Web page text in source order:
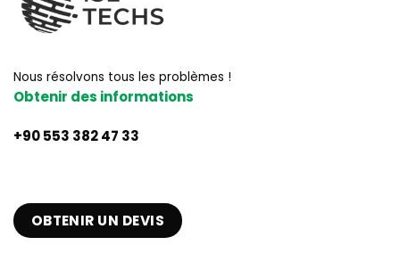
Nous résolvons tous les problèmes !
Obtenir des informations
+90 553 382 47 33
OBTENIR UN DEVIS